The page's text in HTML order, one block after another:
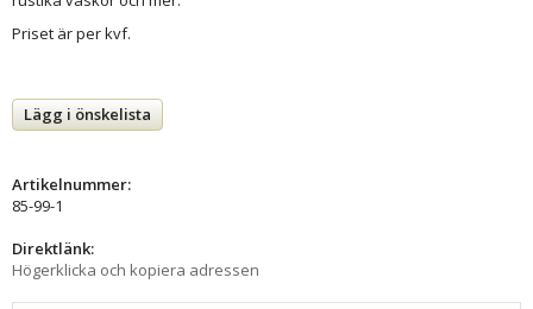
Priset är per kvf.
Lägg i önskelista
Artikelnummer:
85-99-1
Direktlänk:
Högerklicka och kopiera adressen